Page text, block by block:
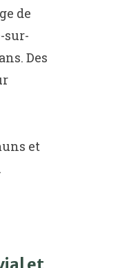
de
sur-
Des
et